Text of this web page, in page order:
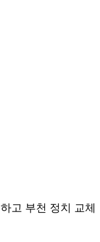
하고 부천 정치 교체